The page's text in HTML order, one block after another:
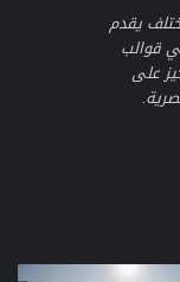
يقدم
قوالب
على